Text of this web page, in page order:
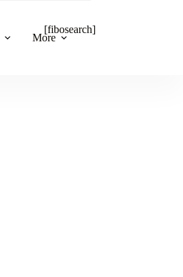
More
[fibosearch]